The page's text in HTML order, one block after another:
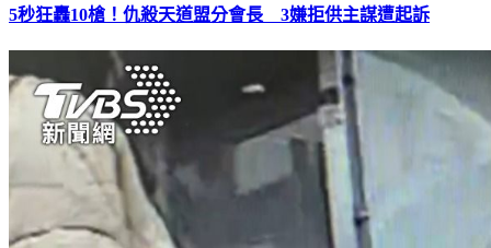
5秒狂轟10槍！仇殺天道盟分會長 3嫌拒供主謀遭起訴